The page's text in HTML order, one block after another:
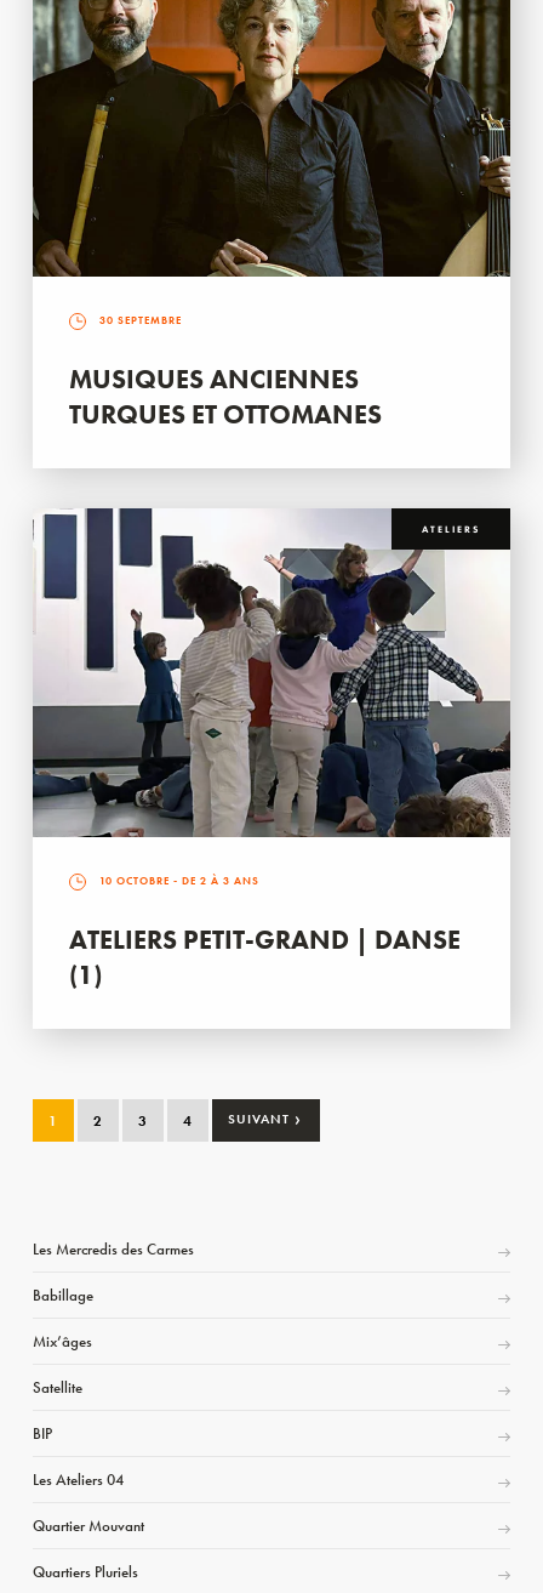
30 SEPTEMBRE
MUSIQUES ANCIENNES
TURQUES ET OTTOMANES
ATELIERS
10 OCTOBRE - DE 2 À 3 ANS
ATELIERS PETIT-GRAND | DANSE
(1)
1 2 3 4 SUIVANT ›
Les Mercredis des Carmes
Babillage
Mix’âges
Satellite
BIP
Les Ateliers 04
Quartier Mouvant
Quartiers Pluriels